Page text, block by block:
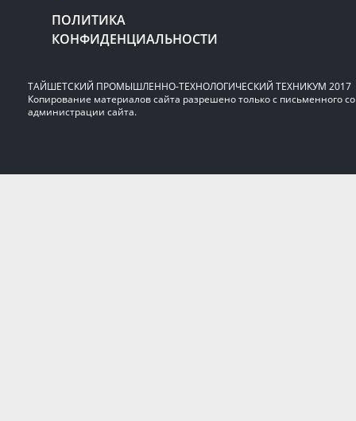
ПОЛИТИКА
КОНФИДЕНЦИАЛЬНОСТИ
ТАЙШЕТСКИЙ ПРОМЫШЛЕННО-ТЕХНОЛОГИЧЕСКИЙ ТЕХНИКУМ 2017
Копирование материалов сайта разрешено только с письменного
администрации сайта.